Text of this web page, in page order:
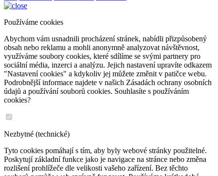
Používáme cookies
Abychom vám usnadnili procházení stránek, nabídli přizpůsobený
obsah nebo reklamu a mohli anonymně analyzovat návštěvnost,
využíváme soubory cookies, které sdílíme se svými partnery pro
sociální média, inzerci a analýzu. Jejich nastavení upravíte odkazem
"Nastavení cookies" a kdykoliv jej můžete změnit v patičce webu.
Podrobnější informace najdete v našich Zásadách ochrany osobních
údajů a používání souborů cookies. Souhlasíte s používáním
cookies?
Nezbytné (technické)
Tyto cookies pomáhají s tím, aby byly webové stránky použitelné.
Poskytují základní funkce jako je navigace na stránce nebo změna
rozlišení prohlížeče dle velikosti vašeho zařízení. Bez těchto